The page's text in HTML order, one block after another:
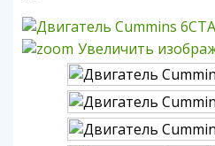
Увеличить